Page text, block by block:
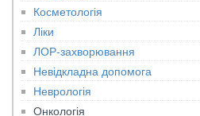
Косметологія
Ліки
ЛОР-захворювання
Невідкладна допомога
Неврологія
Онкологія